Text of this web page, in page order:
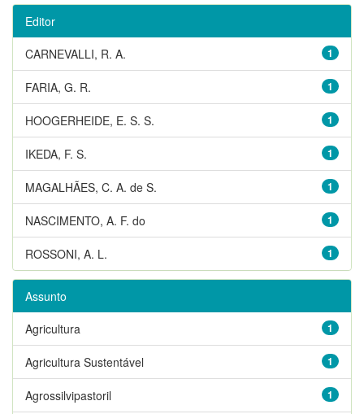
Editor
1
CARNEVALLI, R. A.
1
FARIA, G. R.
1
HOOGERHEIDE, E. S. S.
1
IKEDA, F. S.
1
MAGALHÃES, C. A. de S.
1
NASCIMENTO, A. F. do
1
ROSSONI, A. L.
Assunto
1
Agricultura
1
Agricultura Sustentável
1
Agrossilvipastoril